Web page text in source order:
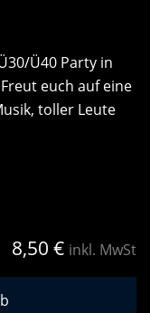
Ü40 Party in
euch auf eine
toller Leute
8,50 € inkl. MwSt